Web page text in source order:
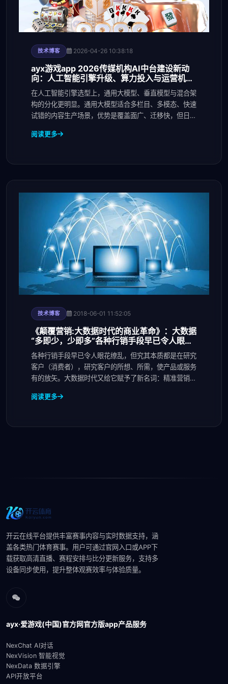
技术博客 2026-04-26 10:38:18
ayx游戏app 2026传媒机构AI中台建设新动
向：人工智能引擎升级、算力投入与运营机制
变化
在人工智能引擎选型上，通用大模型、垂直模型与混合架
构的分化更明显。通用大模型适合多栏目、多模态、快速
试错的内容生产场景，优势是覆盖面广、迁移快，但日常
阅读更多
技术博客 2018-06-01 11:52:05
《颠覆营销:大数据时代的商业革命》：大数据
“多即少，少即多”各种行销手段早已令人眼花
缭乱
各种行销手段早已令人眼花缭乱，但究其本质都是在研究
客户（消费者），研究客户的所想、所需，使产品或服务
有的放矢。大数据时代又给它赋予了新名词：精准营销。
情景也多为精准营销。“酒好也怕巷子深”，产品或服务
阅读更多
开云在线平台提供丰富赛事内容与实时数据支持，涵
盖各类热门体育赛事。用户可通过官网入口或APP下
载获取高清直播、赛程安排与比分更新服务，支持多
设备同步使用，提升整体观赛效率与体验质量。
ayx·爱游戏(中国)官方网官方版app产品服务
NexChat AI对话
NexVision 智能视觉
NexData 数据引擎
API开放平台